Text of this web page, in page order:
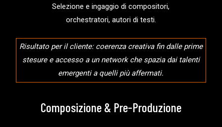
Selezione e ingaggio di compositori,
orchestratori, autori di testi.
Risultato per il cliente: coerenza creativa fin dalle prime
stesure e accesso a un network che spazia dai talenti
emergenti a quelli più affermati.
Composizione & Pre-Produzione